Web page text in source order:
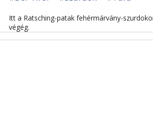
Itt a Ratsching-patak fehérmárvány-
végég.